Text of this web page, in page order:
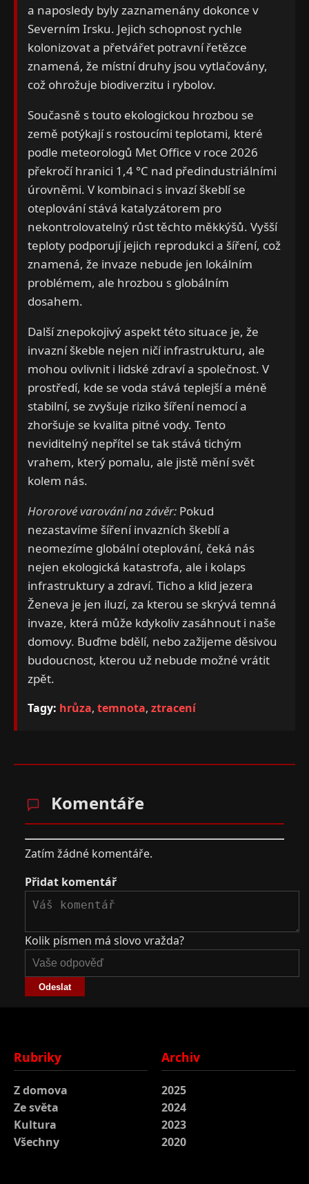
a naposledy byly zaznamenány dokonce v
Severním Irsku. Jejich schopnost rychle
kolonizovat a přetvářet potravní řetězce
znamená, že místní druhy jsou vytlačovány,
což ohrožuje biodiverzitu i rybolov.
Současně s touto ekologickou hrozbou se
země potýkají s rostoucími teplotami, které
podle meteorologů Met Office v roce 2026
překročí hranici 1,4 °C nad předindustriálními
úrovněmi. V kombinaci s invazí škeblí se
oteplování stává katalyzátorem pro
nekontrolovatelný růst těchto měkkýšů. Vyšší
teploty podporují jejich reprodukci a šíření, což
znamená, že invaze nebude jen lokálním
problémem, ale hrozbou s globálním
dosahem.
Další znepokojivý aspekt této situace je, že
invazní škeble nejen ničí infrastrukturu, ale
mohou ovlivnit i lidské zdraví a společnost. V
prostředí, kde se voda stává teplejší a méně
stabilní, se zvyšuje riziko šíření nemocí a
zhoršuje se kvalita pitné vody. Tento
neviditelný nepřítel se tak stává tichým
vrahem, který pomalu, ale jistě mění svět
kolem nás.
Hororové varování na závěr: Pokud
nezastavíme šíření invazních škeblí a
neomezíme globální oteplování, čeká nás
nejen ekologická katastrofa, ale i kolaps
infrastruktury a zdraví. Ticho a klid jezera
Ženeva je jen iluzí, za kterou se skrývá temná
invaze, která může kdykoliv zasáhnout i naše
domovy. Buďme bdělí, nebo zažijeme děsivou
budoucnost, kterou už nebude možné vrátit
zpět.
Tagy: hrůza, temnota, ztracení
Komentáře
Zatím žádné komentáře.
Přidat komentář
Kolik písmen má slovo vražda?
Odeslat
Rubriky
Z domova
Ze světa
Kultura
Všechny
Archiv
2025
2024
2023
2020